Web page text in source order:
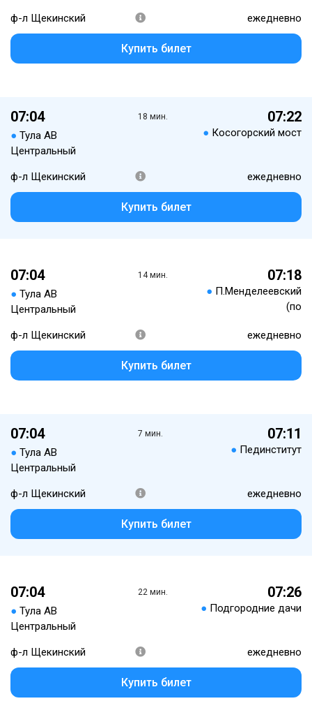
ф-л Щекинский ежедневно
Купить билет
07:04
● Тула АВ
Центральный
18 мин. 07:22
● Косогорский мост
ф-л Щекинский ежедневно
Купить билет
07:04
● Тула АВ
Центральный
14 мин. 07:18
● П.Менделеевский
(по
ф-л Щекинский ежедневно
Купить билет
07:04
● Тула АВ
Центральный
7 мин. 07:11
● Пединститут
ф-л Щекинский ежедневно
Купить билет
07:04
● Тула АВ
Центральный
22 мин. 07:26
● Подгородние дачи
ф-л Щекинский ежедневно
Купить билет